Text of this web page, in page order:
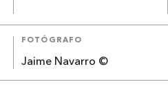
FOTÓGRAFO
Jaime Navarro ©